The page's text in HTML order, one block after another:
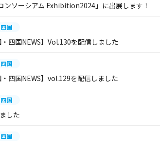
ンソーシアム Exhibition2024」に出展します！
国
四国NEWS】Vol.130を配信しました
国
四国NEWS】vol.129を配信しました
国
した
国